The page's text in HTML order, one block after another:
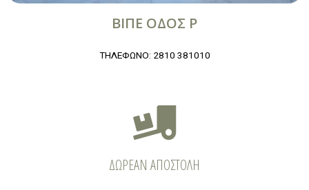
ΒΙΠΕ ΟΔΟΣ Ρ
ΤΗΛΕΦΩΝΟ: 2810 381010
ΔΩΡΕΑΝ ΑΠΟΣΤΟΛΗ